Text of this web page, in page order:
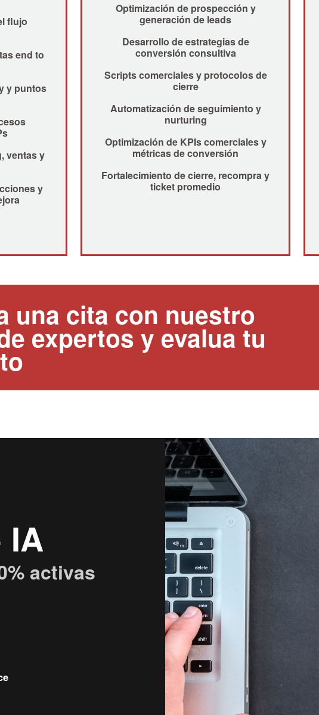
flujo
end to
y puntos
ventas y
y
Optimización de prospección y
generación de leads
Desarrollo de estrategias de
conversión consultiva
Scripts comerciales y protocolos de
cierre
Automatización de seguimiento y
nurturing
Optimización de KPIs comerciales y
métricas de conversión
Fortalecimiento de cierre, recompra y
ticket promedio
una cita con nuestro
expertos y evalua tu
IA
activas